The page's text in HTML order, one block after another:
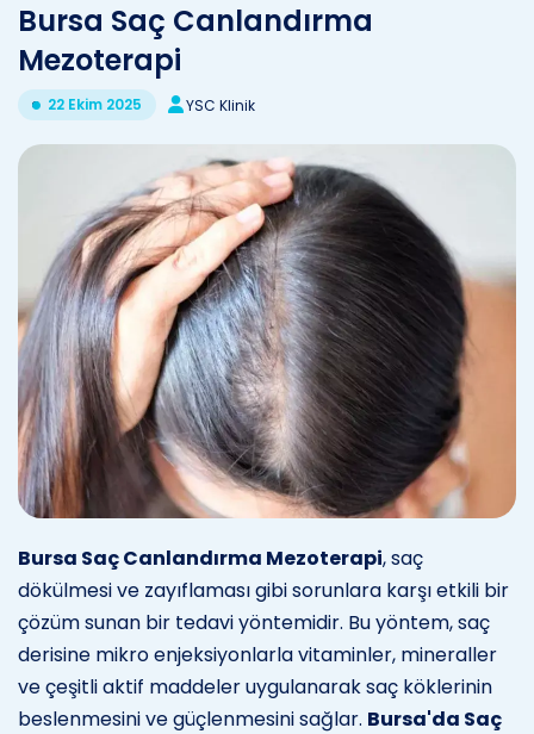
Bursa Saç Canlandırma
Mezoterapi
22 Ekim 2025 YSC Klinik
Bursa Saç Canlandırma Mezoterapi, saç
dökülmesi ve zayıflaması gibi sorunlara karşı etkili bir
çözüm sunan bir tedavi yöntemidir. Bu yöntem, saç
derisine mikro enjeksiyonlarla vitaminler, mineraller
ve çeşitli aktif maddeler uygulanarak saç köklerinin
beslenmesini ve güçlenmesini sağlar. Bursa'da Saç